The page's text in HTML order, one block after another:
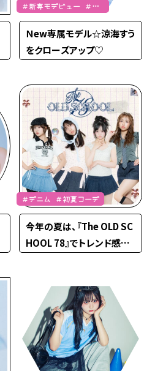
＃新専モデビュー ＃涼
海すう
Ｎew専属モデル☆涼海すう
をクローズアップ♡
＃デニム ＃初夏コーデ
今年の夏は、『The OLD SC
HOOL 78』でトレンド感UP